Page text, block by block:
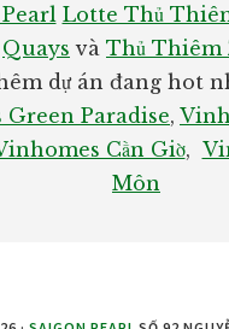
Lotte Thủ
Quays và Thủ Thiêm
dự án đang hot
Paradise,
Cần Giờ,
Môn